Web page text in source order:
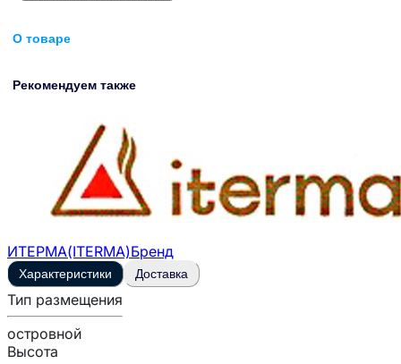
О товаре
Рекомендуем также
ИТЕРМА(ITERMA)Бренд
Характеристики Доставка
Тип размещения
островной
Высота